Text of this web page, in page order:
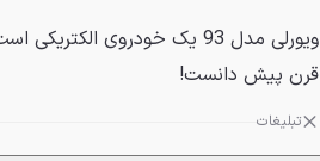
قرن پیش دانست!
تبلیغات